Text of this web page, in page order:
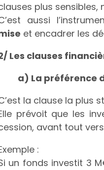
plus
aussi
et encadrer les
Les clauses
a) La préférence
la clause la plus
prévoit que les
avant tout
:
un fonds investit 3